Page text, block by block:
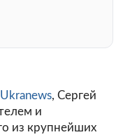
Ukranews, Сергей
и
из крупнейших